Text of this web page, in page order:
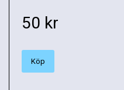
50 kr
Köp